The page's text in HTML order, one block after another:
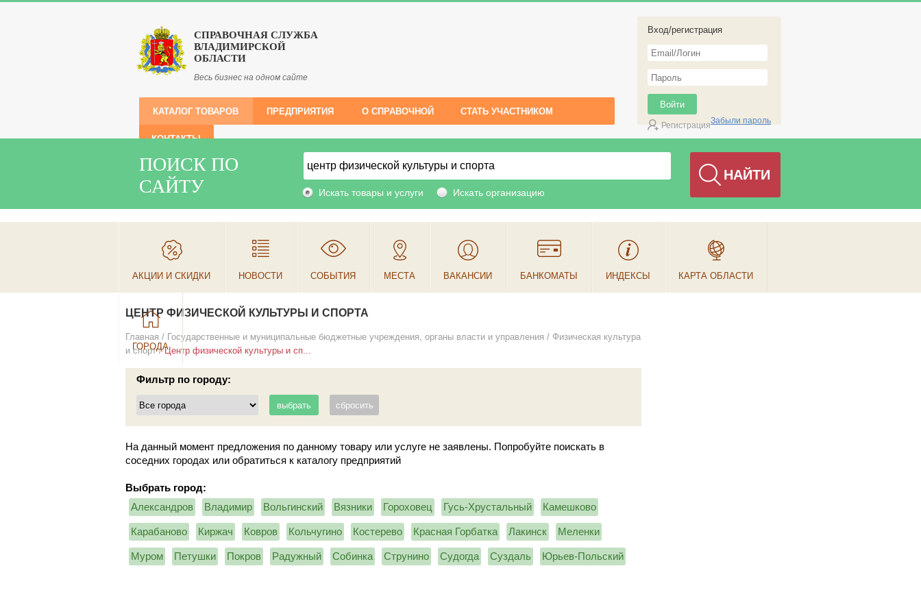
СПРАВОЧНАЯ СЛУЖБА
ВЛАДИМИРСКОЙ
ОБЛАСТИ
Весь бизнес на одном сайте
Вход/регистрация
РегистрацияЗабыли пароль
КАТАЛОГ ТОВАРОВ ПРЕДПРИЯТИЯ О СПРАВОЧНОЙ СТАТЬ УЧАСТНИКОМ
КОНТАКТЫ
ПОИСК ПО
САЙТУ
Искать товары и услуги Искать организацию
АКЦИИ И СКИДКИ НОВОСТИ СОБЫТИЯ МЕСТА ВАКАНСИИ БАНКОМАТЫ ИНДЕКСЫ КАРТА ОБЛАСТИ
ГОРОДА
ЦЕНТР ФИЗИЧЕСКОЙ КУЛЬТУРЫ И СПОРТА
Главная / Государственные и муниципальные бюджетные учреждения, органы власти и управления / Физическая культура
и спорт/Центр физической культуры и сп...
Фильтр по городу:
На данный момент предложения по данному товару или услуге не заявлены. Попробуйте поискать в
соседних городах или обратиться к каталогу предприятий
Выбрать город:
Александров
Владимир Вольгинский Вязники Гороховец Гусь-Хрустальный Камешково
Карабаново Киржач Ковров Кольчугино Костерево Красная Горбатка Лакинск Меленки
Муром Петушки Покров Радужный Собинка Струнино Судогда Суздаль Юрьев-Польский